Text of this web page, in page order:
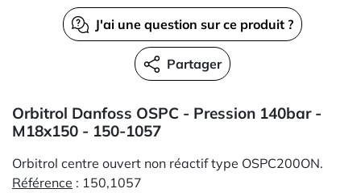
J'ai une question sur ce produit ?
Partager
Orbitrol Danfoss OSPC - Pression 140bar -
M18x150 - 150-1057
Orbitrol centre ouvert non réactif type OSPC200ON.
Référence : 150,1057